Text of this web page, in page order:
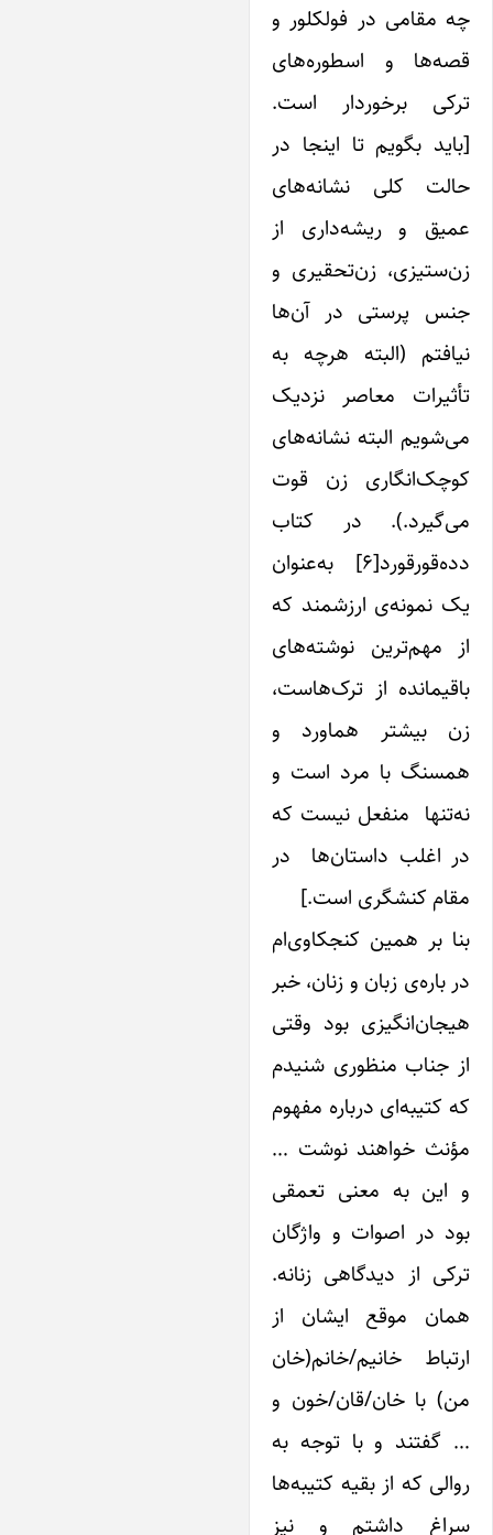
مقامی در فولکلور و
و اسطوره‌های
برخوردار است.
بگویم تا اینجا در
کلی نشانه‌های
و ریشه‌داری از
زن‌تحقیری و
پرستی در آن‌ها
(البته هرچه به
معاصر نزدیک
البته نشانه‌های
زن قوت
در کتاب
دده‌قورقورد[۶] به‌عنوان
نمونه‌ی ارزشمند که
مهم‌ترین نوشته‌های
از ترک‌هاست،
بیشتر هماورد و
با مرد است و
منفعل نیست که
اغلب داستان‌ها در
کنشگری است.]
بر همین کنجکاوی‌ام
باره‌ی زبان و زنان، خبر
بود وقتی
جناب منظوری شنیدم
کتیبه‌ای درباره مفهوم
خواهند نوشت …
این به معنی تعمقی
در اصوات و واژگان
از دیدگاهی زنانه.
موقع ایشان از
خانیم/خانم(خان
با خان/قان/خون و
گفتند و با توجه به
که از بقیه کتیبه‌ها
داشتم و نیز